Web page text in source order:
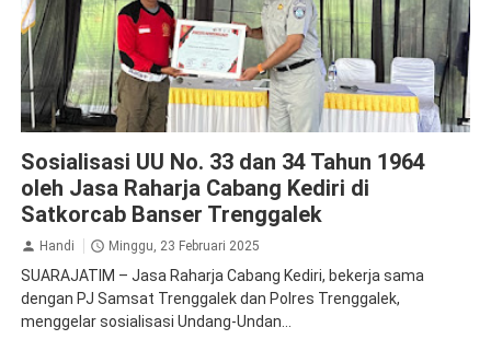
Sosialisasi UU No. 33 dan 34 Tahun 1964
oleh Jasa Raharja Cabang Kediri di
Satkorcab Banser Trenggalek
Handi Minggu, 23 Februari 2025
SUARAJATIM – Jasa Raharja Cabang Kediri, bekerja sama
dengan PJ Samsat Trenggalek dan Polres Trenggalek,
menggelar sosialisasi Undang-Undan...